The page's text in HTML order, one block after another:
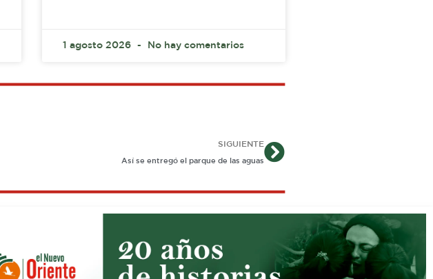
1 agosto 2026 No hay comentarios
SIGUIENTE
Así se entregó el parque de las aguas
Siguiente